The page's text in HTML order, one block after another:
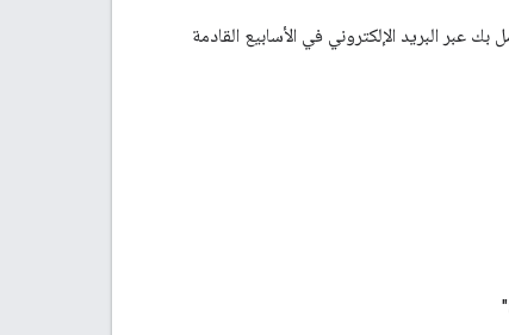
عبر البريد الإلكتروني في الأسابيع القادمة